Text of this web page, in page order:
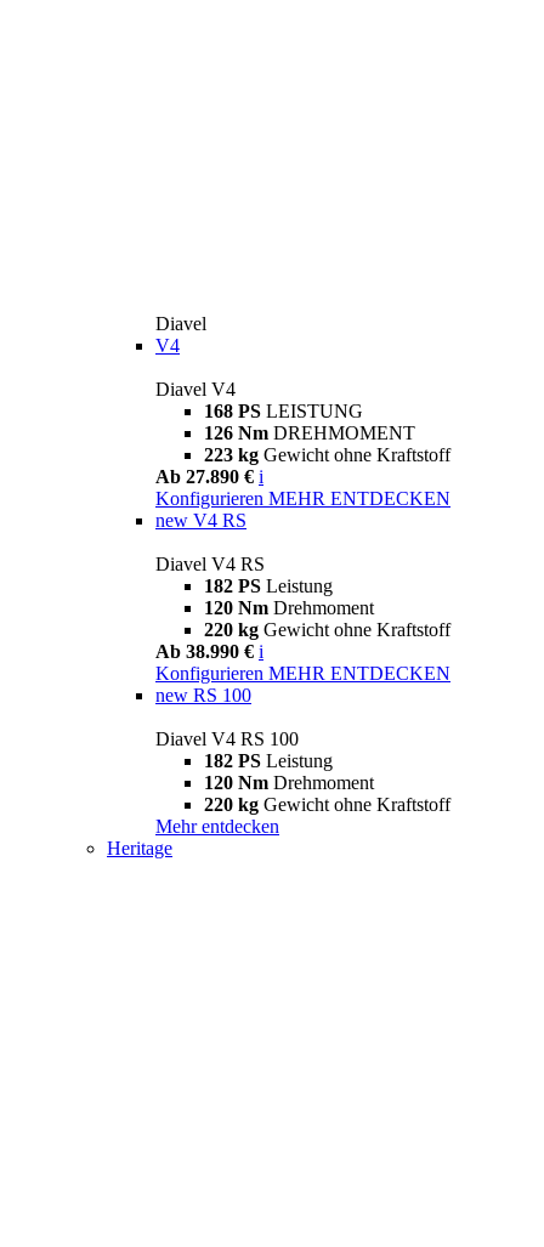
Diavel
V4
Diavel V4
168 PS LEISTUNG
126 Nm DREHMOMENT
223 kg Gewicht ohne Kraftstoff
Ab 27.890 € i
Konfigurieren MEHR ENTDECKEN
new V4 RS
Diavel V4 RS
182 PS Leistung
120 Nm Drehmoment
220 kg Gewicht ohne Kraftstoff
Ab 38.990 € i
Konfigurieren MEHR ENTDECKEN
new RS 100
Diavel V4 RS 100
182 PS Leistung
120 Nm Drehmoment
220 kg Gewicht ohne Kraftstoff
Mehr entdecken
Heritage